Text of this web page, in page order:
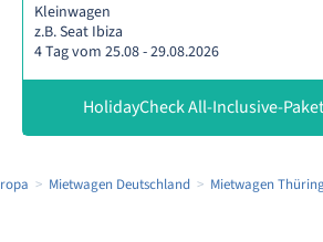
Kleinwagen
z.B. Seat Ibiza
4 Tag vom 25.08 - 29.08.2026
HolidayCheck All-Inclusive-
Mietwagen Deutschland Mietwagen